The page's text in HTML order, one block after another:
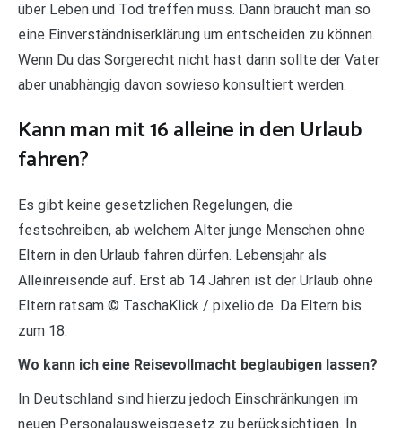
über Leben und Tod treffen muss. Dann braucht man so
eine Einverständniserklärung um entscheiden zu können.
Wenn Du das Sorgerecht nicht hast dann sollte der Vater
aber unabhängig davon sowieso konsultiert werden.
Kann man mit 16 alleine in den Urlaub
fahren?
Es gibt keine gesetzlichen Regelungen, die
festschreiben, ab welchem Alter junge Menschen ohne
Eltern in den Urlaub fahren dürfen. Lebensjahr als
Alleinreisende auf. Erst ab 14 Jahren ist der Urlaub ohne
Eltern ratsam © TaschaKlick / pixelio.de. Da Eltern bis
zum 18.
Wo kann ich eine Reisevollmacht beglaubigen lassen?
In Deutschland sind hierzu jedoch Einschränkungen im
neuen Personalausweisgesetz zu berücksichtigen. In